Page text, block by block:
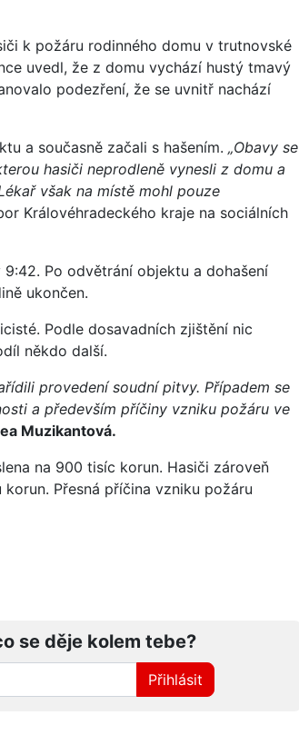
k požáru rodinného domu v trutnovské
uvedl, že z domu vychází hustý tmavý
podezření, že se uvnitř nachází
a současně začali s hašením. „Obavy se
hasiči neprodleně vynesli z domu a
však na místě mohl pouze
Královéhradeckého kraje na sociálních
Po odvětrání objektu a dohašení
ukončen.
Podle dosavadních zjištění nic
někdo další.
provedení soudní pitvy. Případem se
a především příčiny vzniku požáru ve
Muzikantová.
na 900 tisíc korun. Hasiči zároveň
Přesná příčina vzniku požáru
se děje kolem tebe?
Přihlásit